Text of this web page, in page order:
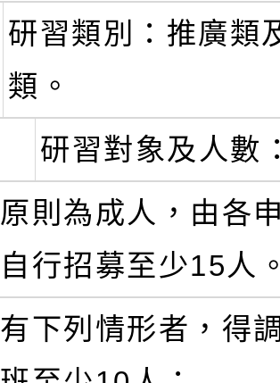
研習類別：推廣類
類。
研習對象及人數
原則為成人，由各
自行招募至少15人
有下列情形者，得